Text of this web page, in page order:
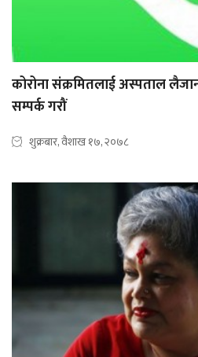
कोरोना संक्रमितलाई अस्पताल
सम्पर्क गरौं
शुक्रबार, वैशाख १७, २०७८